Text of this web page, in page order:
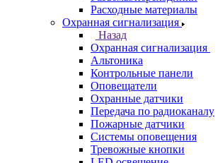
Расходные материалы
Охранная сигнализация
Назад
Охранная сигнализация
Альтоника
Контрольные панели
Оповещатели
Охранные датчики
Передача по радиоканалу
Пожарные датчики
Системы оповещения
Тревожные кнопки